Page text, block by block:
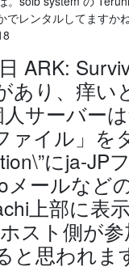
でレンタルしてます
ARK:
あり、痒い
サーバー
ァイル」
にja-
メールなど
上部に表
スト側が
と思われま